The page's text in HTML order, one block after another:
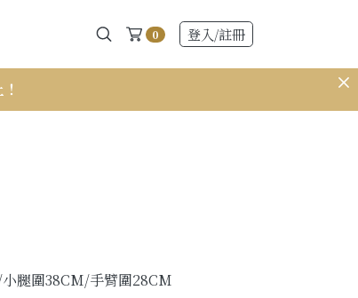
0 登入/註冊
𝟭𝟱𝟭 小個子
腿圍38CM/手臂圍28CM